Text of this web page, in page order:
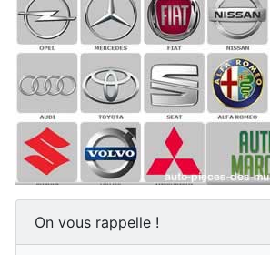
On vous rappelle !